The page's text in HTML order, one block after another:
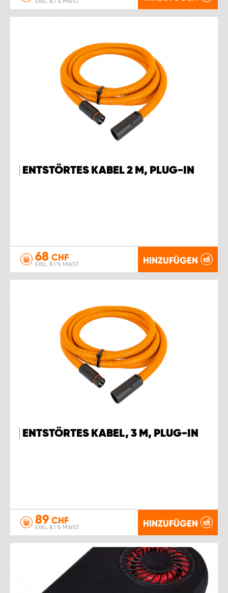
ENTSTÖRTES KABEL 2 M, PLUG-IN
68 CHF
EXKL. 8.1 % MWST. HINZUFÜGEN
ENTSTÖRTES KABEL, 3 M, PLUG-IN
89 CHF
EXKL. 8.1 % MWST. HINZUFÜGEN